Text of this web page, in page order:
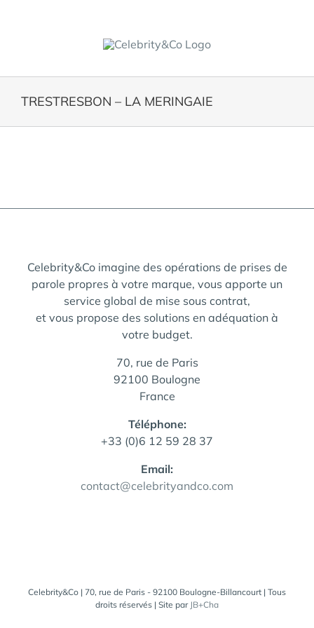
TRESTRESBON – LA MERINGAIE
Celebrity&Co imagine des opérations de prises de
parole propres à votre marque, vous apporte un
service global de mise sous contrat,
et vous propose des solutions en adéquation à
votre budget.
70, rue de Paris
92100 Boulogne
France
Téléphone:
+33 (0)6 12 59 28 37
Email:
contact@celebrityandco.com
Celebrity&Co | 70, rue de Paris - 92100 Boulogne-Billancourt | Tous
droits réservés | Site par JB+Cha